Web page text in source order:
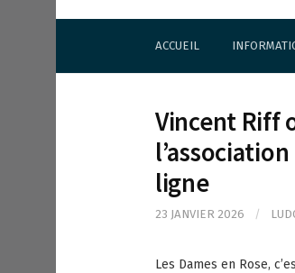
ACCUEIL
Vincent Riff
ligne
23 JANVIER 2026 /
Les Dames en Rose,